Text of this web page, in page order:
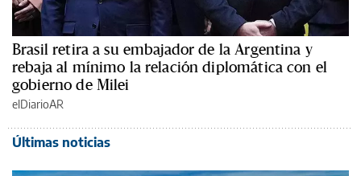
Brasil retira a su embajador de la Argentina y
rebaja al mínimo la relación diplomática con el
gobierno de Milei
elDiarioAR
Últimas noticias